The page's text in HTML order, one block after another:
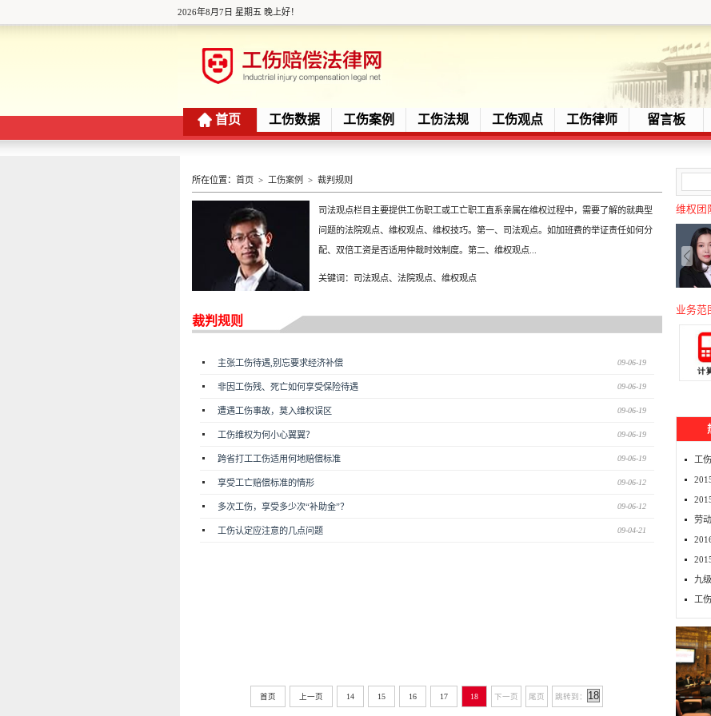
2026年8月7日 星期五 晚上好！
首页 工伤数据 工伤案例 工伤法规 工伤观点 工伤律师 留言板
所在位置： 首页> 工伤案例 > 裁判规则
司法观点栏目主要提供工伤职工或工亡职工直系亲属在维权过程中，需要了解的就典型
问题的法院观点、维权观点、维权技巧。第一、司法观点。如加班费的举证责任如何分
配、双倍工资是否适用仲裁时效制度。第二、维权观点...
关键词：司法观点、法院观点、维权观点
裁判规则
主张工伤待遇,别忘要求经济补偿 09-06-19
非因工伤残、死亡如何享受保险待遇 09-06-19
遭遇工伤事故，莫入维权误区 09-06-19
工伤维权为何小心翼翼？ 09-06-19
跨省打工工伤适用何地赔偿标准 09-06-19
享受工亡赔偿标准的情形 09-06-12
多次工伤，享受多少次“补助金”？ 09-06-12
工伤认定应注意的几点问题 09-04-21
首页 上一页 14 15 16 17 18 下一页 尾页 跳转到：
维权团
业务范
工
劳
九
工